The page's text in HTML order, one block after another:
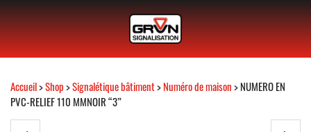
Accueil>Shop>Signalétique bâtiment>Numéro de maison> NUMERO EN
PVC-RELIEF 110 MMNOIR “3”